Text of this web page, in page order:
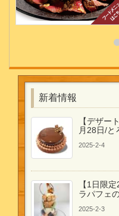
新着情報
【デザー
月28日/と
2025-2-4
【1日限
ラパフェ
2025-2-3